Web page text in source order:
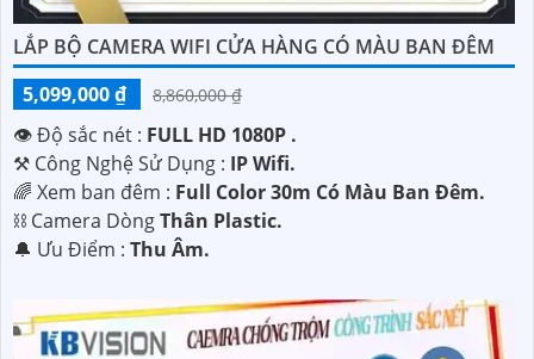
LẮP BỘ CAMERA WIFI CỬA HÀNG CÓ MÀU BAN ĐÊM
5,099,000 ₫
8,860,000 ₫
👁 Độ sắc nét : FULL HD 1080P .
⚒ Công Nghệ Sử Dụng : IP Wifi.
🌈 Xem ban đêm : Full Color 30m Có Màu Ban Ðêm.
⛓ Camera DòngThân Plastic.
️🔔 Ưu Điểm : Thu Âm.